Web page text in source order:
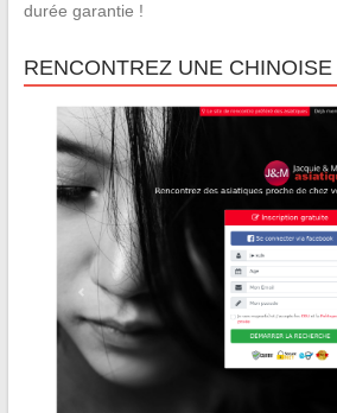
durée garantie !
RENCONTREZ UNE CHINOISE